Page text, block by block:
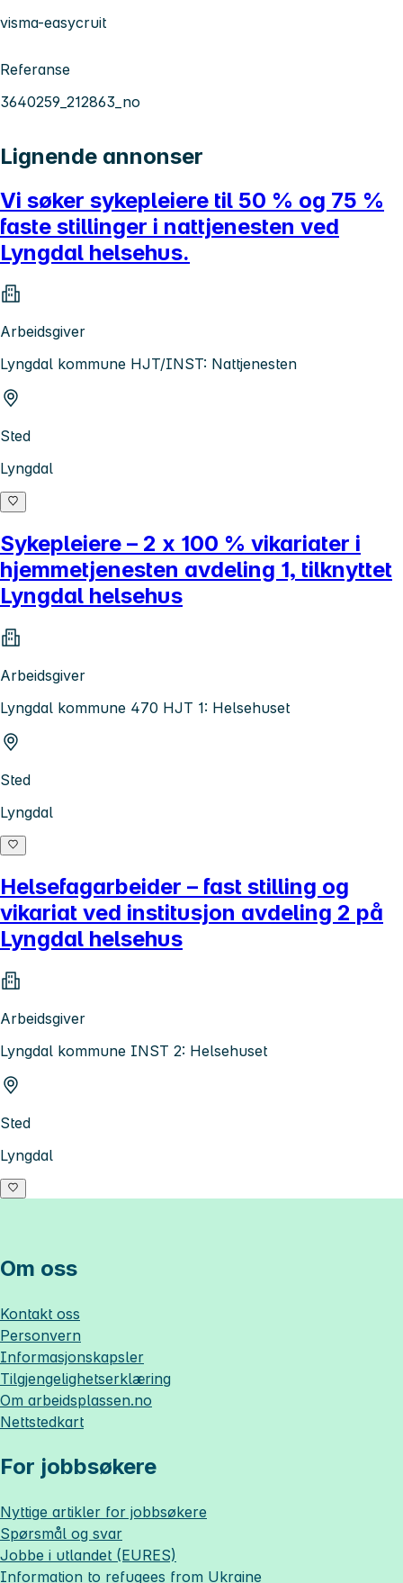
visma-easycruit
Referanse
3640259_212863_no
Lignende annonser
Vi søker sykepleiere til 50 % og 75 %
faste stillinger i nattjenesten ved
Lyngdal helsehus.
Arbeidsgiver
Lyngdal kommune HJT/INST: Nattjenesten
Sted
Lyngdal
Sykepleiere – 2 x 100 % vikariater i
hjemmetjenesten avdeling 1, tilknyttet
Lyngdal helsehus
Arbeidsgiver
Lyngdal kommune 470 HJT 1: Helsehuset
Sted
Lyngdal
Helsefagarbeider – fast stilling og
vikariat ved institusjon avdeling 2 på
Lyngdal helsehus
Arbeidsgiver
Lyngdal kommune INST 2: Helsehuset
Sted
Lyngdal
Om oss
Kontakt oss
Personvern
Informasjonskapsler
Tilgjengelighetserklæring
Om arbeidsplassen.no
Nettstedkart
For jobbsøkere
Nyttige artikler for jobbsøkere
Spørsmål og svar
Jobbe i utlandet (EURES)
Information to refugees from Ukraine